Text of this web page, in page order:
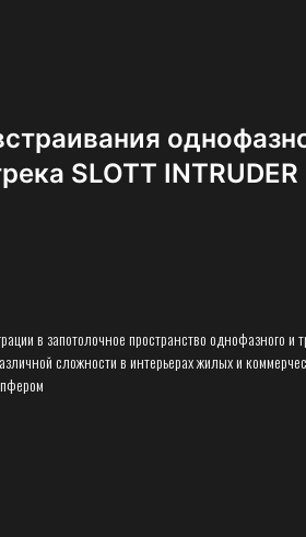
SLOTT INTRUDER
в запотолочное пространство однофазного и
сложности в интерьерах жилых и